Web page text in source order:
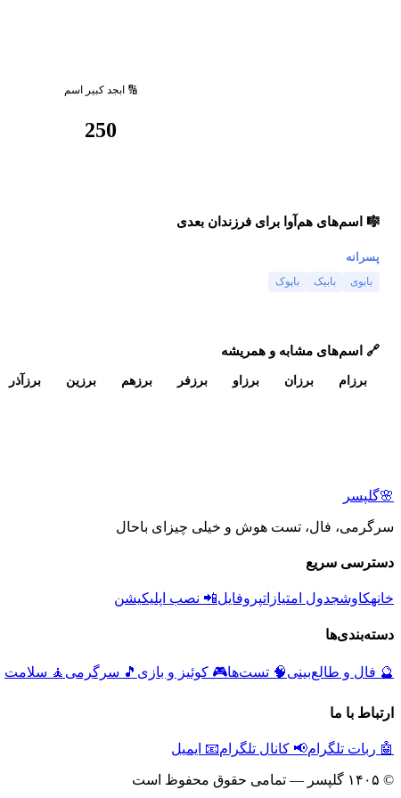
🔢 ابجد کبیر اسم
250
🎼 اسم‌های هم‌آوا برای فرزندان بعدی
پسرانه
بابوی بابیک باپوک
🔗 اسم‌های مشابه و همریشه
برزام برزان برزاو برزفر برزهم برزین برزآذر
🌸گلپسر
سرگرمی، فال، تست هوش و خیلی چیزای باحال
دسترسی سریع
خانهکاوشجدول امتیازاتپروفایل📲 نصب اپلیکیشن
دسته‌بندی‌ها
🔮 فال و طالع‌بینی🧠 تست‌ها🎮 کوئیز و بازی 🎵 سرگرمی 🧘 سلامت
ارتباط با ما
🤖 ربات تلگرام📢 کانال تلگرام📧 ایمیل
© ۱۴۰۵ گلپسر — تمامی حقوق محفوظ است